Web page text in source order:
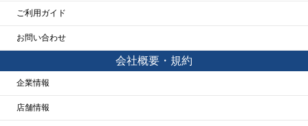
ご利用ガイド
お問い合わせ
会社概要・規約
企業情報
店舗情報